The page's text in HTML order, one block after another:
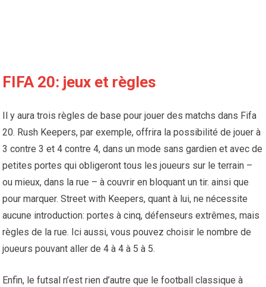
FIFA 20: jeux et règles
Il y aura trois règles de base pour jouer des matchs dans Fifa
20. Rush Keepers, par exemple, offrira la possibilité de jouer à
3 contre 3 et 4 contre 4, dans un mode sans gardien et avec de
petites portes qui obligeront tous les joueurs sur le terrain –
ou mieux, dans la rue – à couvrir en bloquant un tir. ainsi que
pour marquer. Street with Keepers, quant à lui, ne nécessite
aucune introduction: portes à cinq, défenseurs extrêmes, mais
règles de la rue. Ici aussi, vous pouvez choisir le nombre de
joueurs pouvant aller de 4 à 4 à 5 à 5.
Enfin, le futsal n’est rien d’autre que le football classique à